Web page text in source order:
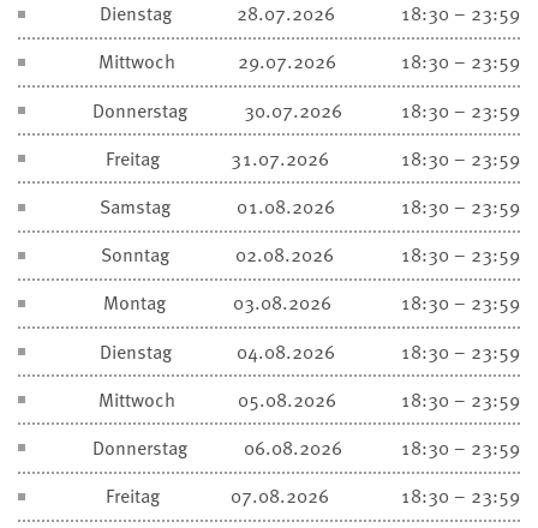
Dienstag 28.07.2026
18:30 – 23:59
Mittwoch
29.07.2026
18:30 – 23:59
Donnerstag
30.07.2026
18:30 – 23:59
Freitag
31.07.2026
18:30 – 23:59
Samstag
01.08.2026
18:30 – 23:59
Sonntag
02.08.2026
18:30 – 23:59
Montag
03.08.2026
18:30 – 23:59
Dienstag
04.08.2026
18:30 – 23:59
Mittwoch
05.08.2026
18:30 – 23:59
Donnerstag
06.08.2026
18:30 – 23:59
Freitag
07.08.2026
18:30 – 23:59